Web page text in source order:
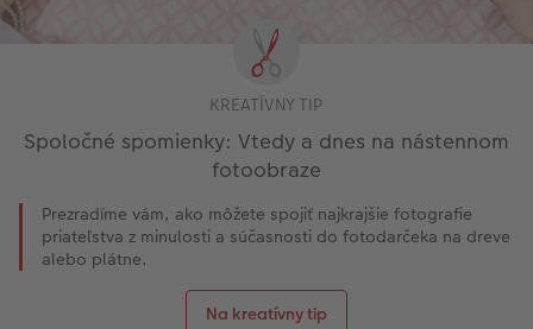
KREATÍVNY TIP
Spoločné spomienky: Vtedy a dnes na nástennom
fotoobraze
Prezradíme vám, ako môžete spojiť najkrajšie fotografie
priateľstva z minulosti a súčasnosti do fotodarčeka na dreve
alebo plátne.
Na kreatívny tip